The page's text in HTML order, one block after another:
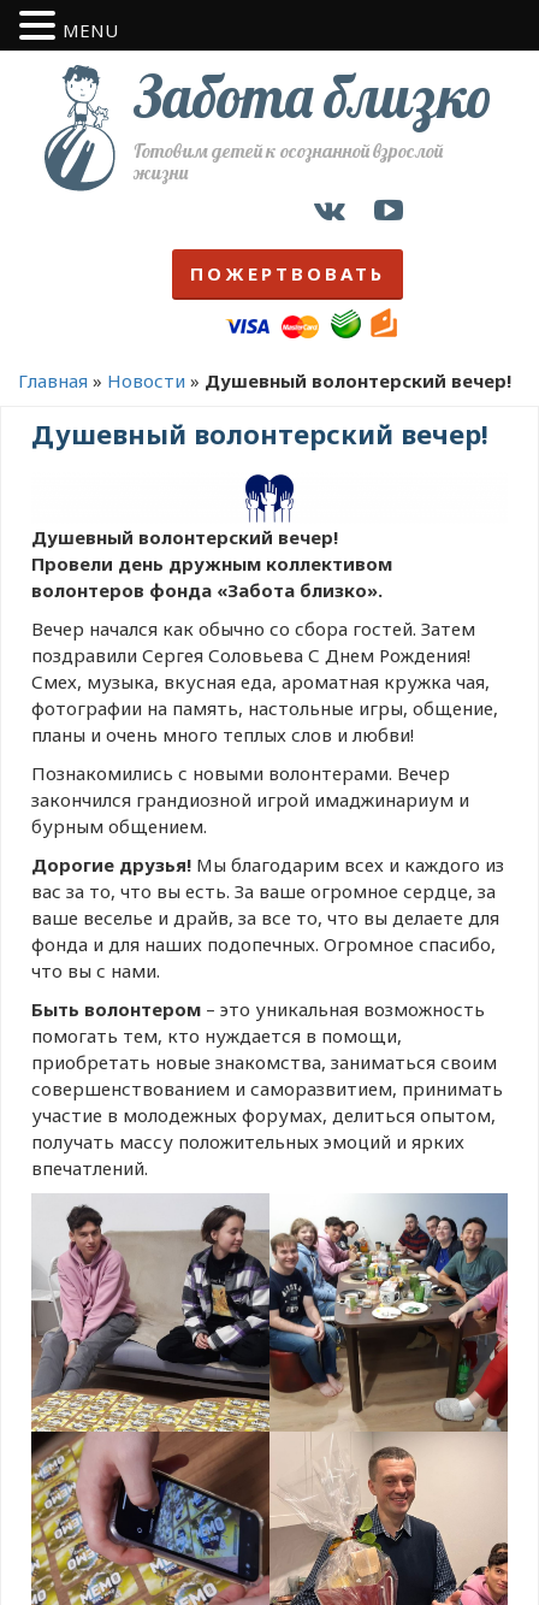
Забота близко
Готовим детей к осознанной взрослой
жизни
ПОЖЕРТВОВАТЬ
Главная » Новости » Душевный волонтерский вечер!
Душевный волонтерский вечер!
Душевный волонтерский вечер!
Провели день дружным коллективом
волонтеров фонда «Забота близко».
Вечер начался как обычно со сбора гостей. Затем
поздравили Сергея Соловьева С Днем Рождения!
Смех, музыка, вкусная еда, ароматная кружка чая,
фотографии на память, настольные игры, общение,
планы и очень много теплых слов и любви!
Познакомились с новыми волонтерами. Вечер
закончился грандиозной игрой имаджинариум и
бурным общением.
Дорогие друзья! Мы благодарим всех и каждого из
вас за то, что вы есть. За ваше огромное сердце, за
ваше веселье и драйв, за все то, что вы делаете для
фонда и для наших подопечных. Огромное спасибо,
что вы с нами.
Быть волонтером – это уникальная возможность
помогать тем, кто нуждается в помощи,
приобретать новые знакомства, заниматься своим
совершенствованием и саморазвитием, принимать
участие в молодежных форумах, делиться опытом,
получать массу положительных эмоций и ярких
впечатлений.
MENU